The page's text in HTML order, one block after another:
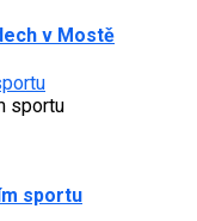
v Mostě
sportu